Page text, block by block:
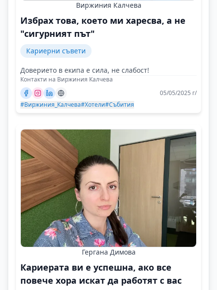
Виржиния Калчева
Избрах това, което ми харесва, а не
"сигурният път"
Кариерни съвети
Доверието в екипа е сила, не слабост!
Контакти на Виржиния Калчева
05/05/2025 г/
#Виржиния_Калчева#Хотели#Събития
Гергана Димова
Кариерата ви е успешна, ако все
повече хора искат да работят с вас